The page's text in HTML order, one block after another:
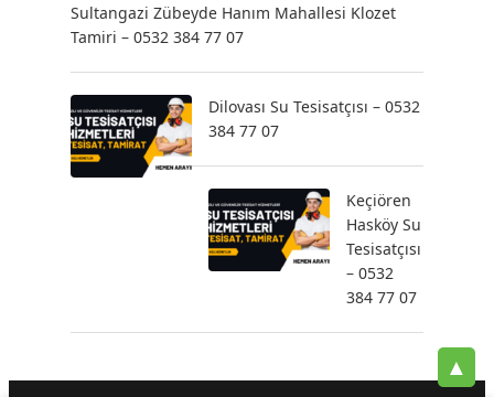
Sultangazi Zübeyde Hanım Mahallesi Klozet
Tamiri – 0532 384 77 07
Dilovası Su Tesisatçısı – 0532
384 77 07
Keçiören
Hasköy Su
Tesisatçısı
– 0532
384 77 07
▲